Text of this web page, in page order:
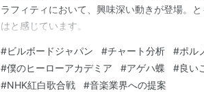
ラフィティにおいて、興味深い動きが登場。
はと感じています。
#ビルボードジャパン #チャート分析 #ポル
#僕のヒーローアカデミア #アゲハ蝶 #良い
#NHK紅白歌合戦 #音楽業界への提案